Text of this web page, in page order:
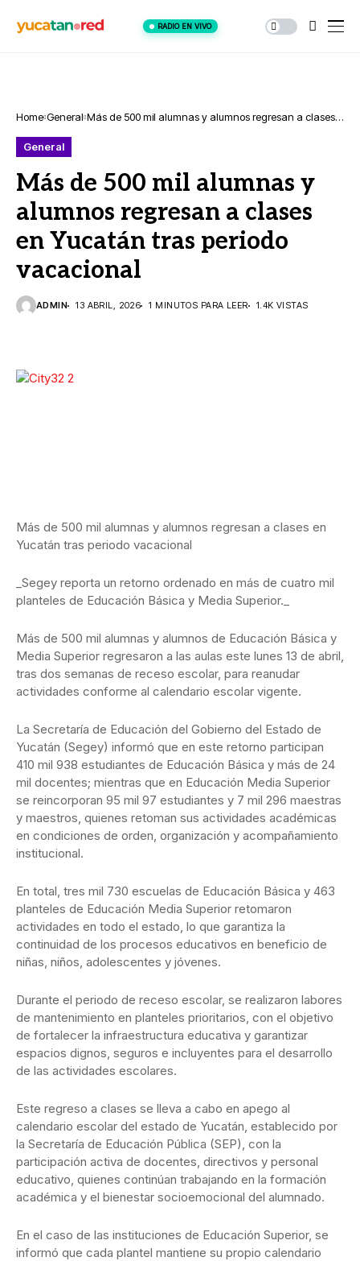
RADIO EN VIVO
Home General Más de 500 mil alumnas y alumnos regresan a clases
General
Más de 500 mil alumnas y
alumnos regresan a clases
en Yucatán tras periodo
vacacional
ADMIN 13 ABRIL, 2026 1 MINUTOS PARA LEER 1.4K VISTAS
Más de 500 mil alumnas y alumnos regresan a clases en
Yucatán tras periodo vacacional
_Segey reporta un retorno ordenado en más de cuatro mil
planteles de Educación Básica y Media Superior._
Más de 500 mil alumnas y alumnos de Educación Básica y
Media Superior regresaron a las aulas este lunes 13 de abril,
tras dos semanas de receso escolar, para reanudar
actividades conforme al calendario escolar vigente.
La Secretaría de Educación del Gobierno del Estado de
Yucatán (Segey) informó que en este retorno participan
410 mil 938 estudiantes de Educación Básica y más de 24
mil docentes; mientras que en Educación Media Superior
se reincorporan 95 mil 97 estudiantes y 7 mil 296 maestras
y maestros, quienes retoman sus actividades académicas
en condiciones de orden, organización y acompañamiento
institucional.
En total, tres mil 730 escuelas de Educación Básica y 463
planteles de Educación Media Superior retomaron
actividades en todo el estado, lo que garantiza la
continuidad de los procesos educativos en beneficio de
niñas, niños, adolescentes y jóvenes.
Durante el periodo de receso escolar, se realizaron labores
de mantenimiento en planteles prioritarios, con el objetivo
de fortalecer la infraestructura educativa y garantizar
espacios dignos, seguros e incluyentes para el desarrollo
de las actividades escolares.
Este regreso a clases se lleva a cabo en apego al
calendario escolar del estado de Yucatán, establecido por
la Secretaría de Educación Pública (SEP), con la
participación activa de docentes, directivos y personal
educativo, quienes continúan trabajando en la formación
académica y el bienestar socioemocional del alumnado.
En el caso de las instituciones de Educación Superior, se
informó que cada plantel mantiene su propio calendario